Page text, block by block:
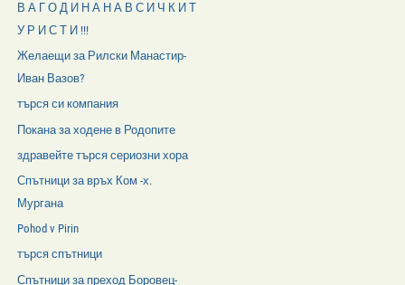
В А Г О Д И Н А Н А В С И Ч К И Т
У Р И С Т И !!!
Желаещи за Рилски Манастир-
Иван Вазов?
търся си компания
Покана за ходене в Родопите
здравейте търся сериозни хора
Спътници за връх Ком -х.
Мургана
Pohod v Pirin
търся спътници
Спътници за преход Боровец-